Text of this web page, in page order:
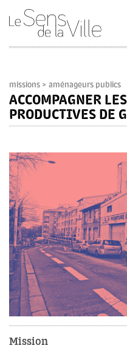
missions > aménageurs publics
ACCOMPAGNER
PRODUCTIVES DE
Mission